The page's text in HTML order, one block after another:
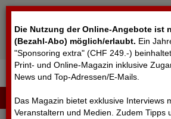
Die Nutzung der Online-Angebote ist
(Bezahl-Abo) möglich/erlaubt. Ein
"Sponsoring extra" (CHF 249.-)
Print- und Online-Magazin inklusive
News und Top-Adressen/E-Mails.
Das Magazin bietet exklusive Interviews
Veranstaltern und Medien. Zudem Tipps
LOGIN
Cookie-Einstellungen